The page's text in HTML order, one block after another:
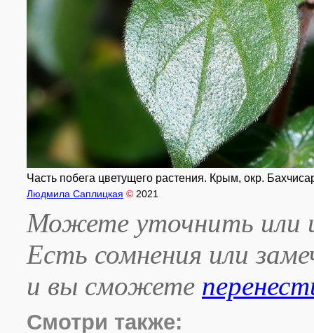
Часть побега цветущего растения. Крым, окр.
Людмила Саплицкая © 2021
Можете уточнить или
Есть сомнения или
и вы сможете
Смотри также: